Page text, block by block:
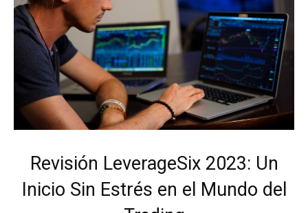
Revisión LeverageSix 2023: Un
Inicio Sin Estrés en el Mundo del